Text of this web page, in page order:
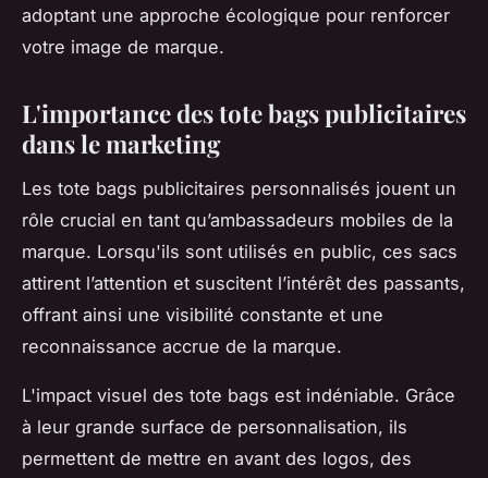
adoptant une approche écologique pour renforcer
votre image de marque.
L'importance des tote bags publicitaires
dans le marketing
Les tote bags publicitaires personnalisés jouent un
rôle crucial en tant qu’ambassadeurs mobiles de la
marque. Lorsqu'ils sont utilisés en public, ces sacs
attirent l’attention et suscitent l’intérêt des passants,
offrant ainsi une visibilité constante et une
reconnaissance accrue de la marque.
L'impact visuel des tote bags est indéniable. Grâce
à leur grande surface de personnalisation, ils
permettent de mettre en avant des logos, des